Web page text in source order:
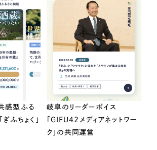
感型ふる
ふちょく」
岐阜のリーダーボイス
「GIFU42メディアネットワー
ク」の共同運営